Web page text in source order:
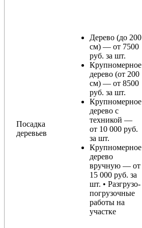
Посадка
деревьев
Дерево (до 200
см) — от 7500
руб. за шт.
Крупномерное
дерево (от 200
см) — от 8500
руб. за шт.
Крупномерное
дерево с
техникой —
от 10 000 руб.
за шт.
Крупномерное
дерево
вручную — от
15 000 руб. за
шт. • Разгрузо-
погрузочные
работы на
участке